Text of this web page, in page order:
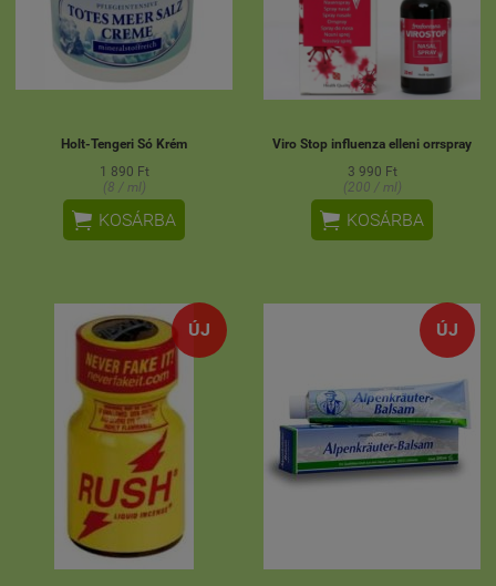
Holt-Tengeri Só Krém
1 890 Ft
(8 / ml)
 KOSÁRBA
Viro Stop influenza elleni orrspray
3 990 Ft
(200 / ml)
 KOSÁRBA
ÚJ ÚJ